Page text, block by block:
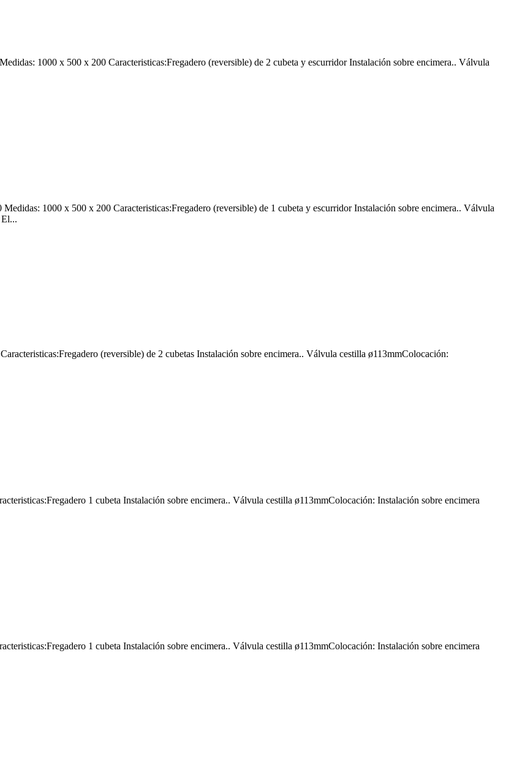
1000 x 500 x 200 Caracteristicas:Fregadero (reversible) de 2 cubeta y escurridor Instalación sobre encimera.. Válvula
1000 x 500 x 200 Caracteristicas:Fregadero (reversible) de 1 cubeta y escurridor Instalación sobre encimera.. Válvula
(reversible) de 2 cubetas Instalación sobre encimera.. Válvula cestilla ø113mmColocación:
1 cubeta Instalación sobre encimera.. Válvula cestilla ø113mmColocación: Instalación sobre encimera
1 cubeta Instalación sobre encimera.. Válvula cestilla ø113mmColocación: Instalación sobre encimera